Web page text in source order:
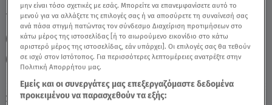
Σάββατο 8 Αυγούστου 2026
TAGS: ΖΩΔΙΑ ΖΩΔΙΑ ΣΗΜΕΡΑ ΖΩΔΙΑ ΑΣΗ ΜΠΗΛΙΟΥ
ΑΣΗ ΜΠΗΛΙΟΥ ΑΣΤΡΟΛΟΓΙΚΕΣ ΠΡΟΒΛΕΨΕΙΣ
ΥΔΡΟΧΟΟΣ
ΣΤΗ ΦΩΛΙΑ ΤΩΝ ΚΟΥ ΚΟΥ
μην είναι τόσο σχετικές με εσάς. Μπορείτε να επανεμφανίσετε αυτό το
μενού για να αλλάξετε τις επιλογές σας ή να αποσύρετε τη συναίνεσή σας
ανά πάσα στιγμή πατώντας τον σύνδεσμο Διαχείριση προτιμήσεων στο
κάτω μέρος της ιστοσελίδας [ή το αιωρούμενο εικονίδιο στο κάτω
αριστερό μέρος της ιστοσελίδας, εάν υπάρχει]. Οι επιλογές σας θα τεθούν
σε ισχύ στον Ιστότοπος. Για περισσότερες λεπτομέρειες ανατρέξτε στην
Πολιτική Απορρήτου μας.
Εμείς και οι συνεργάτες μας επεξεργαζόμαστε δεδομένα
προκειμένου να παρασχεθούν τα εξής: